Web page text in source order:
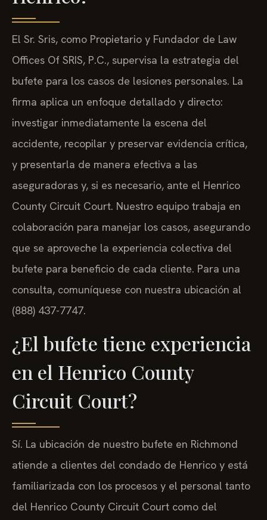
El Sr. Sris, como Propietario y Fundador de Law
Offices Of SRIS, P.C., supervisa la estrategia del
bufete para los casos de lesiones personales. La
firma aplica un enfoque detallado y directo:
investigar inmediatamente la escena del
accidente, recopilar y preservar evidencia crítica,
y presentarla de manera efectiva a las
aseguradoras y, si es necesario, ante el Henrico
County Circuit Court. Nuestro equipo trabaja en
colaboración para manejar los casos, asegurando
que se aproveche la experiencia colectiva del
bufete para beneficio de cada cliente. Para una
consulta, comuníquese con nuestra ubicación al
(888) 437-7747.
¿El bufete tiene experiencia
en el Henrico County
Circuit Court?
Sí. La ubicación de nuestro bufete en Richmond
atiende a clientes del condado de Henrico y está
familiarizada con los procesos y el personal tanto
del Henrico County Circuit Court como del